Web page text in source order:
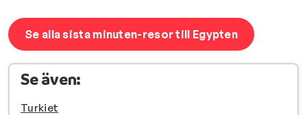
Se alla sista minuten-resor till Egypten
Se även:
Turkiet